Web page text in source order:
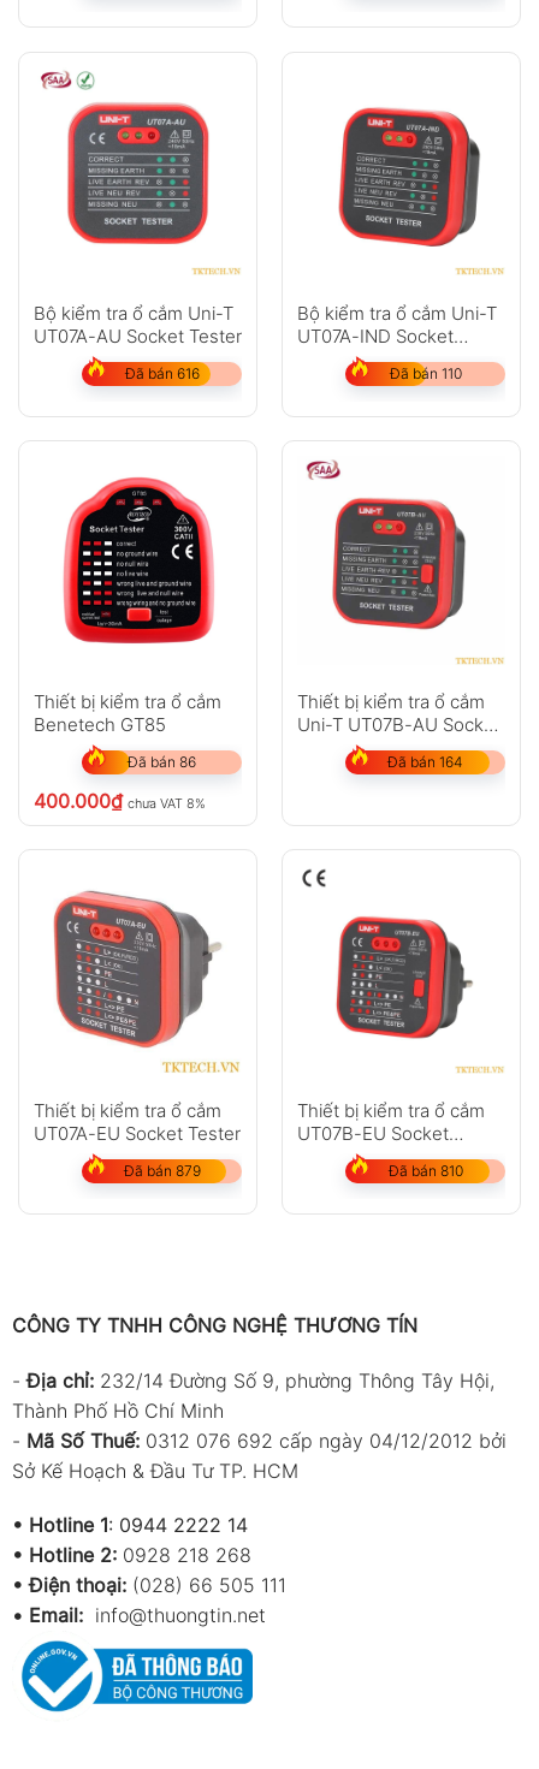
Bộ kiểm tra ổ cắm Uni-T
UT07A-AU Socket Tester
Đã bán 616
Bộ kiểm tra ổ cắm Uni-T
UT07A-IND Socket
Đã bán 110
Thiết bị kiểm tra ổ cắm
Benetech GT85
Đã bán 86
400.000₫ chưa VAT 8%
Thiết bị kiểm tra ổ cắm
Uni-T UT07B-AU Socket
Tester
Đã bán 164
Thiết bị kiểm tra ổ cắm
UT07A-EU Socket Tester
Đã bán 879
Thiết bị kiểm tra ổ cắm
UT07B-EU Socket
Tester
Đã bán 810
CÔNG TY TNHH CÔNG NGHỆ THƯƠNG TÍN
-Địa chỉ: 232/14 Đường Số 9, phường Thông Tây Hội,
Thành Phố Hồ Chí Minh
- Mã Số Thuế: 0312 076 692 cấp ngày 04/12/2012 bởi
Sở Kế Hoạch & Đầu Tư TP. HCM
• Hotline 1: 0944 2222 14
• Hotline 2: 0928 218 268
• Điện thoại: (028) 66 505 111
• Email: info@thuongtin.net